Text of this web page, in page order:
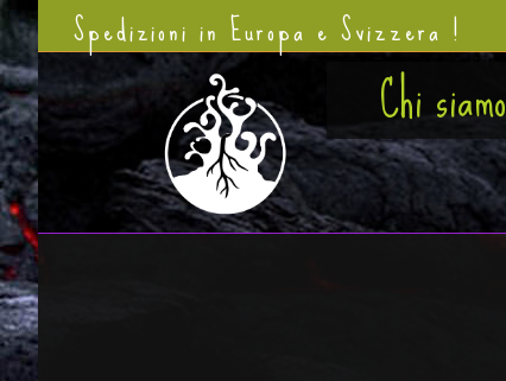
Spedizioni in Europa e Svizzera !
Chi siamo